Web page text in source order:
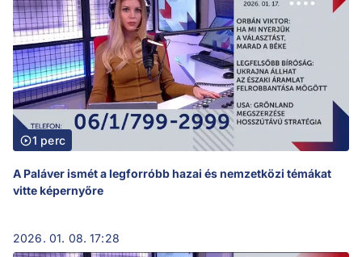
1 perc
A Paláver ismét a legforróbb hazai és nemzetközi témákat
vitte képernyőre
2026. 01. 08. 17:28